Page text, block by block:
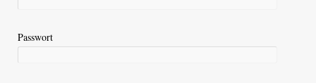
Passwort